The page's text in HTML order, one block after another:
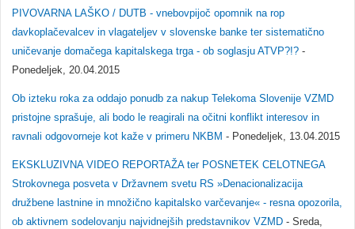
PIVOVARNA LAŠKO / DUTB - vnebovpijoč opomnik na rop
davkoplačevalcev in vlagateljev v slovenske banke ter sistematično
uničevanje domačega kapitalskega trga - ob soglasju ATVP?!? -
Ponedeljek, 20.04.2015
Ob izteku roka za oddajo ponudb za nakup Telekoma Slovenije VZMD
pristojne sprašuje, ali bodo le reagirali na očitni konflikt interesov in
ravnali odgovorneje kot kaže v primeru NKBM - Ponedeljek, 13.04.2015
EKSKLUZIVNA VIDEO REPORTAŽA ter POSNETEK CELOTNEGA
Strokovnega posveta v Državnem svetu RS »Denacionalizacija
družbene lastnine in množično kapitalsko varčevanje« - resna opozorila,
ob aktivnem sodelovanju najvidnejših predstavnikov VZMD - Sreda,